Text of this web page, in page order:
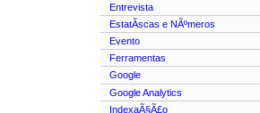
Entrevista
EstatÃ­scas e NÃºmeros
Evento
Ferramentas
Google
Google Analytics
IndexaÃ§Ã£o